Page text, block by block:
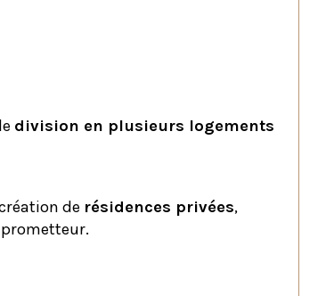
division en plusieurs logements
de résidences privées,